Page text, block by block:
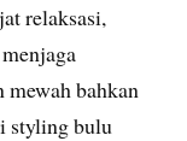
relaksasi,
mewah bahkan
styling bulu